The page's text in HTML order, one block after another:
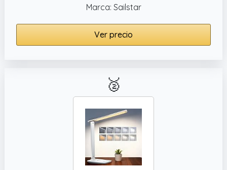
Marca: Sailstar
Ver precio
🥈